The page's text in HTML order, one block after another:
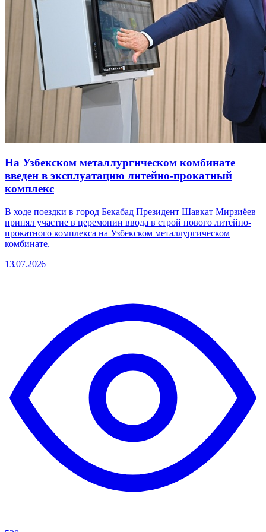
На Узбекском металлургическом комбинате
введен в эксплуатацию литейно-прокатный
комплекс
В ходе поездки в город Бекабад Президент Шавкат Мирзиёев
принял участие в церемонии ввода в строй нового литейно-
прокатного комплекса на Узбекском металлургическом
комбинате.
13.07.2026